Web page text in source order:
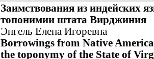
Заимствования из индейских
топонимии штата Вирджиния
Энгель Елена Игоревна
Borrowings from Native
the toponymy of the State of